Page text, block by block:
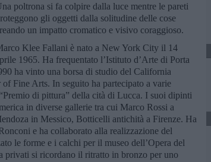
poltrona si fa colpire dalla luce mentre le pareti
gli oggetti dalla solitudine delle cose
un impatto cromatico e visivo coraggioso.
Klee Fallani è nato a New York City il 14
1965. Ha frequentato l’Istituto d’Arte di Porta
ha vinto una borsa di studio del California
Fine Arts. In seguito ha partecipato a varie
di pittura” della cità di Lucca. I suoi dipinti
in diverse gallerie tra cui Marco Rossi a
in Messico, Botticelli antichità a Firenze. Ha
e ha collaborato alla realizzazione del
le forme e i calchi per il museo dell’Opera del
privati si ricordano il ritratto in bronzo per uno